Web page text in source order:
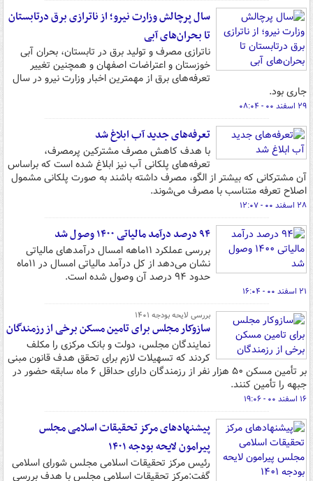
سال پرچالش وزارت نیرو؛ از ناترازی برق درتابستان
تا بحران‌های آبی
ناترازی مصرف و تولید برق در تابستان، بحران آبی
خوزستان و اعتراضات اصفهان و همچنین تغییر
تعرفه‌های برق از مهمترین اخبار وزارت نیرو در سال
جاری بود.
۲۹ اسفند ۰۰ - ۰۸:۰۴
تعرفه‌های جدید آب ابلاغ شد
با هدف کاهش مصرف مشترکین پرمصرف،
تعرفه‌های پلکانی آب نیز ابلاغ شده است که براساس
آن مشترکانی که بیشتر از الگو، مصرف داشته باشند به صورت پلکانی مشمول
اصلاح تعرفه متناسب با مصرف می‌شوند.
۲۸ اسفند ۰۰ - ۱۲:۰۷
۹۴ درصد درآمد مالیاتی ۱۴۰۰ وصول شد
بررسی عملکرد ۱۱ماهه امسال درآمدهای مالیاتی
نشان می‌دهد از کل درآمد مالیاتی امسال در ۱۱ماه
حدود ۹۴ درصد آن وصول شده است.
۲۱ اسفند ۰۰ - ۱۶:۰۴
بررسی لایحه بودجه ۱۴۰۱
سازوکار مجلس برای تامین مسکن برخی از رزمندگان
نمایندگان مجلس، دولت و بانک مرکزی را مکلف
کردند که تسهیلات لازم برای تحقق هدف قانون مبنی
‌بر تأمین مسکن ۵۰ هزار نفر از رزمندگان دارای حداقل ۶ ماه سابقه حضور در
جبهه را تأمین‌ کنند.
۱۶ اسفند ۰۰ - ۱۹:۰۶
پیشنهادهای مرکز تحقیقات اسلامی مجلس
پیرامون لایحه بودجه ۱۴۰۱
رئیس مرکز تحقیقات اسلامی مجلس شورای اسلامی
گفت:مرکز تحقیقات اسلامی مجلس با هدف بررسی